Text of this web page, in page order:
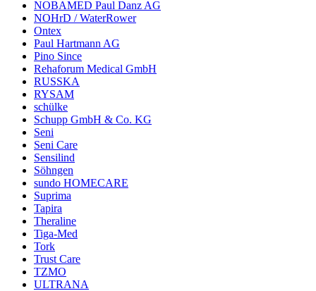
NOBAMED Paul Danz AG
NOHrD / WaterRower
Ontex
Paul Hartmann AG
Pino Since
Rehaforum Medical GmbH
RUSSKA
RYSAM
schülke
Schupp GmbH & Co. KG
Seni
Seni Care
Sensilind
Söhngen
sundo HOMECARE
Suprima
Tapira
Theraline
Tiga-Med
Tork
Trust Care
TZMO
ULTRANA